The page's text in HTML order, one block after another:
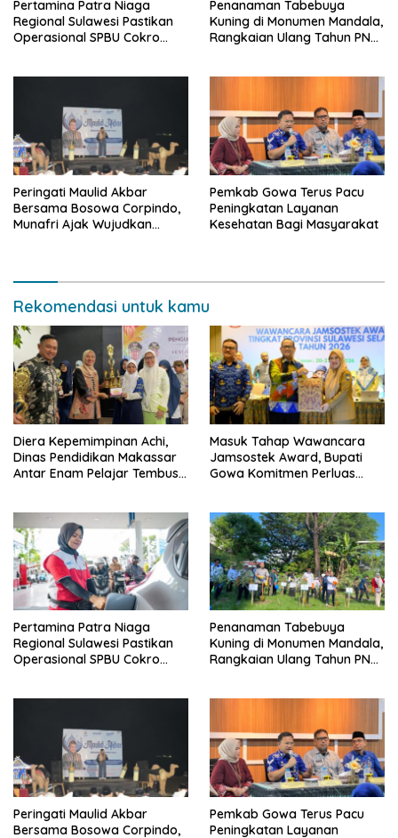
Pertamina Patra Niaga
Regional Sulawesi Pastikan
Operasional SPBU Cokro
Penanaman Tabebuya
Kuning di Monumen Mandala,
Rangkaian Ulang Tahun PNM
Peringati Maulid Akbar
Bersama Bosowa Corpindo,
Munafri Ajak Wujudkan
Pemkab Gowa Terus Pacu
Peningkatan Layanan
Kesehatan Bagi Masyarakat
Rekomendasi untuk kamu
Diera Kepemimpinan Achi,
Dinas Pendidikan Makassar
Antar Enam Pelajar Tembus
Masuk Tahap Wawancara
Jamsostek Award, Bupati
Gowa Komitmen Perluas
Pertamina Patra Niaga
Regional Sulawesi Pastikan
Operasional SPBU Cokro
Penanaman Tabebuya
Kuning di Monumen Mandala,
Rangkaian Ulang Tahun PNM
Peringati Maulid Akbar
Bersama Bosowa Corpindo,
Pemkab Gowa Terus Pacu
Peningkatan Layanan